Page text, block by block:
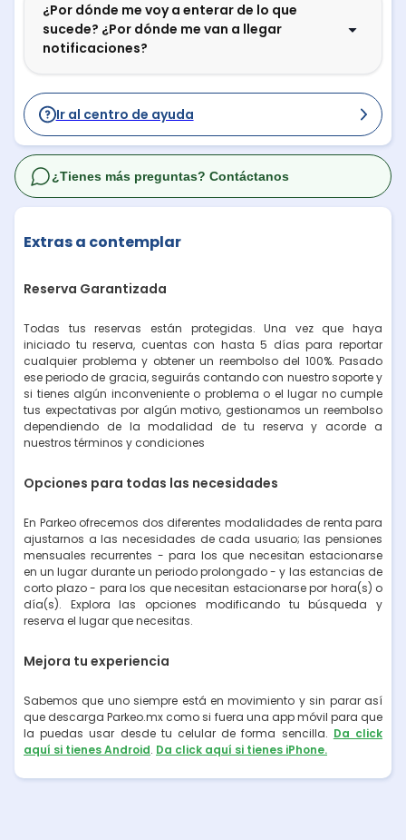
¿Por dónde me voy a enterar de lo que
sucede? ¿Por dónde me van a llegar
notificaciones?
Ir al centro de ayuda
Extras a contemplar
Reserva Garantizada
Todas tus reservas están protegidas. Una vez que haya
iniciado tu reserva, cuentas con hasta 5 días para reportar
cualquier problema y obtener un reembolso del 100%. Pasado
ese periodo de gracia, seguirás contando con nuestro soporte y
si tienes algún inconveniente o problema o el lugar no cumple
tus expectativas por algún motivo, gestionamos un reembolso
dependiendo de la modalidad de tu reserva y acorde a
nuestros términos y condiciones
Opciones para todas las necesidades
En Parkeo ofrecemos dos diferentes modalidades de renta para
ajustarnos a las necesidades de cada usuario; las pensiones
mensuales recurrentes - para los que necesitan estacionarse
en un lugar durante un periodo prolongado - y las estancias de
corto plazo - para los que necesitan estacionarse por hora(s) o
día(s). Explora las opciones modificando tu búsqueda y
reserva el lugar que necesitas.
Mejora tu experiencia
Sabemos que uno siempre está en movimiento y sin parar así
que descarga Parkeo.mx como si fuera una app móvil para que
la puedas usar desde tu celular de forma sencilla. Da click
aquí si tienes Android. Da click aquí si tienes iPhone.
¿Tienes más preguntas? Contáctanos